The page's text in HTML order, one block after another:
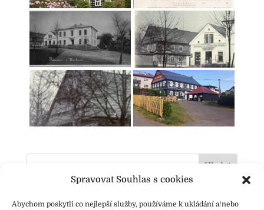
Spravovat Souhlas s cookies
Abychom poskytli co nejlepší služby, používáme k ukládání a/nebo
Hledat
Recent Posts